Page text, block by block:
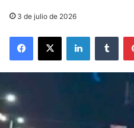
3 de julio de 2026
Facebook
X LinkedIn